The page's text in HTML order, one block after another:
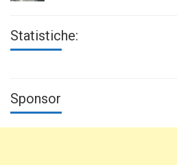
Statistiche:
Sponsor